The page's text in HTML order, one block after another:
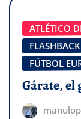
ATLÉTICO
FLASHBACK
FÚTBOL
Gárate, el